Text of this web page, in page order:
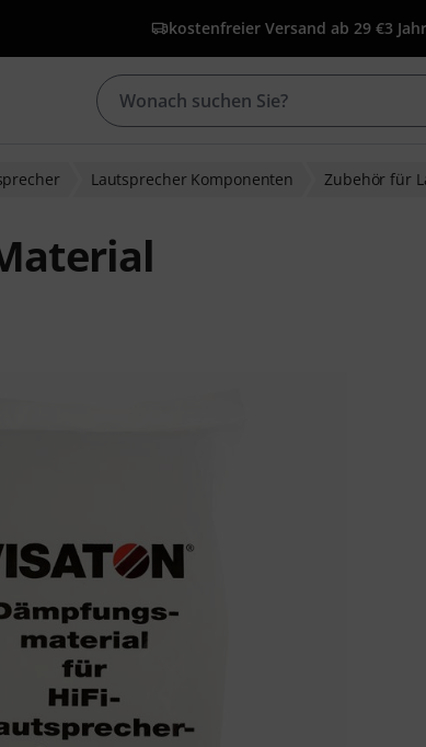
kostenfreier Versand ab 29 €3
Lautsprecher Komponenten Zubehör für